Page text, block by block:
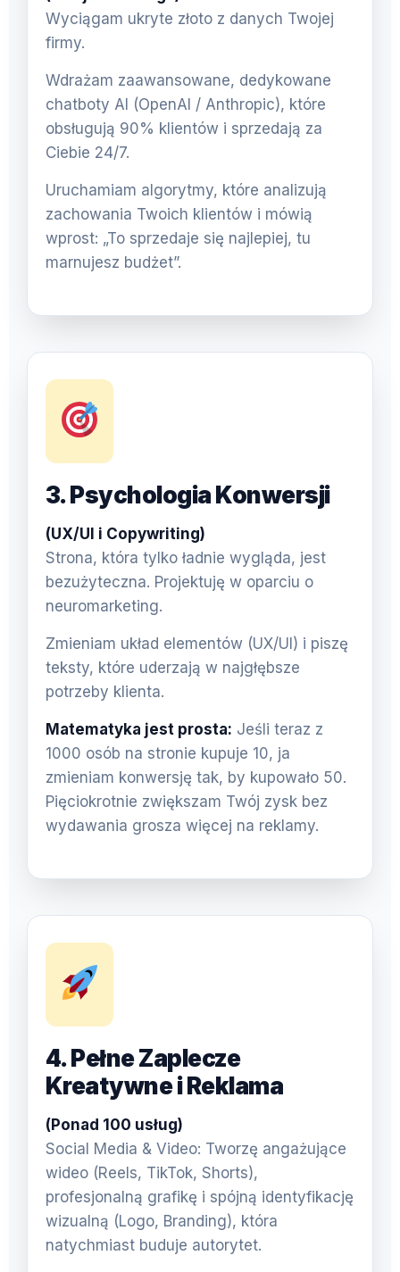
Wyciągam ukryte złoto z danych Twojej
firmy.
Wdrażam zaawansowane, dedykowane
chatboty AI (OpenAI / Anthropic), które
obsługują 90% klientów i sprzedają za
Ciebie 24/7.
Uruchamiam algorytmy, które analizują
zachowania Twoich klientów i mówią
wprost: „To sprzedaje się najlepiej, tu
marnujesz budżet”.
3. Psychologia Konwersji
(UX/UI i Copywriting)
Strona, która tylko ładnie wygląda, jest
bezużyteczna. Projektuję w oparciu o
neuromarketing.
Zmieniam układ elementów (UX/UI) i piszę
teksty, które uderzają w najgłębsze
potrzeby klienta.
Matematyka jest prosta: Jeśli teraz z
1000 osób na stronie kupuje 10, ja
zmieniam konwersję tak, by kupowało 50.
Pięciokrotnie zwiększam Twój zysk bez
wydawania grosza więcej na reklamy.
4. Pełne Zaplecze
Kreatywne i Reklama
(Ponad 100 usług)
Social Media & Video: Tworzę angażujące
wideo (Reels, TikTok, Shorts),
profesjonalną grafikę i spójną identyfikację
wizualną (Logo, Branding), która
natychmiast buduje autorytet.